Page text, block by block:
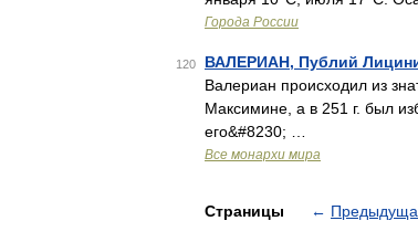
Города России
120 ВАЛЕРИАН, Публий
Валериан происходил из
Максимине, а в 251 г. был
его&#8230; …
Все монархи мира
Страницы ←